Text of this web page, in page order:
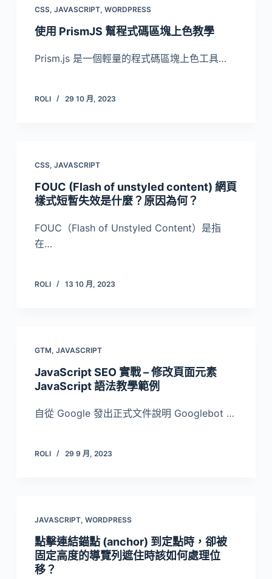
CSS, JAVASCRIPT, WORDPRESS
使用 PrismJS 幫程式碼區塊上色教學
Prism.js 是一個輕量的程式碼區塊上色工具…
ROLI 29 10 月, 2023
CSS, JAVASCRIPT
FOUC (Flash of unstyled content) 網頁
樣式短暫失效是什麼？原因為何？
FOUC（Flash of Unstyled Content）是指
在…
ROLI 13 10 月, 2023
GTM, JAVASCRIPT
JavaScript SEO 實戰 – 修改頁面元素
JavaScript 語法教學範例
自從 Google 發出正式文件說明 Googlebot …
ROLI 29 9 月, 2023
JAVASCRIPT, WORDPRESS
點擊連結錨點 (anchor) 到定點時，卻被
固定高度的導覽列遮住時該如何處理位
移？